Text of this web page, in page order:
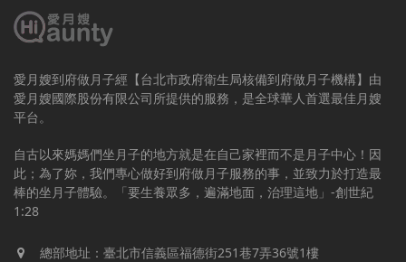
愛月嫂到府做月子經【台北市政府衛生局核備到府做月子機構】由
愛月嫂國際股份有限公司所提供的服務，是全球華人首選最佳月嫂
平台。
自古以來媽媽們坐月子的地方就是在自己家裡而不是月子中心！因
此；為了妳，我們專心做好到府做月子服務的事，並致力於打造最
棒的坐月子體驗。「要生養眾多，遍滿地面，治理這地」-創世紀
1:28
總部地址：臺北市信義區福德街251巷7弄36號1樓